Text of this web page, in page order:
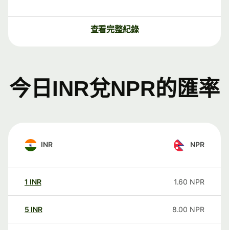
查看完整紀錄
今日INR兌NPR的匯率
INR NPR
1 INR 1.60 NPR
5 INR 8.00 NPR